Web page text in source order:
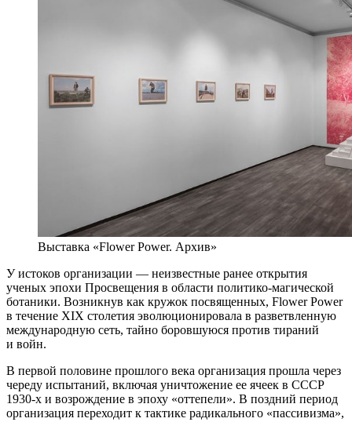
Выставка «Flower Power. Архив»
У истоков организации — неизвестные ранее открытия
ученых эпохи Просвещения в области политико-магической
ботаники. Возникнув как кружок посвященных, Flower Power
в течение XIX столетия эволюционировала в разветвленную
международную сеть, тайно боровшуюся против тираний
и войн.
В первой половине прошлого века организация прошла через
череду испытаний, включая уничтожение ее ячеек в СССР
1930-х и возрождение в эпоху «оттепели». В поздний период
организация переходит к тактике радикального «пассивизма»,